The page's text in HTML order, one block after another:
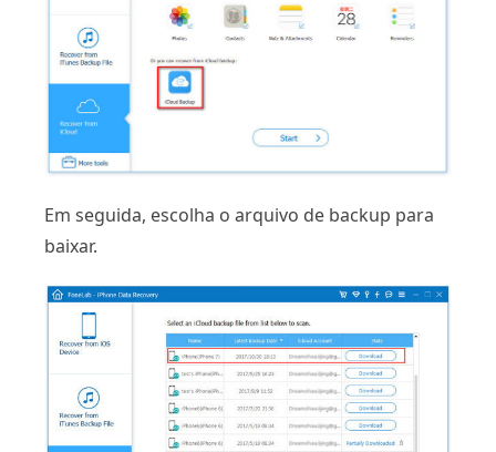
Em seguida, escolha o arquivo de backup para
baixar.